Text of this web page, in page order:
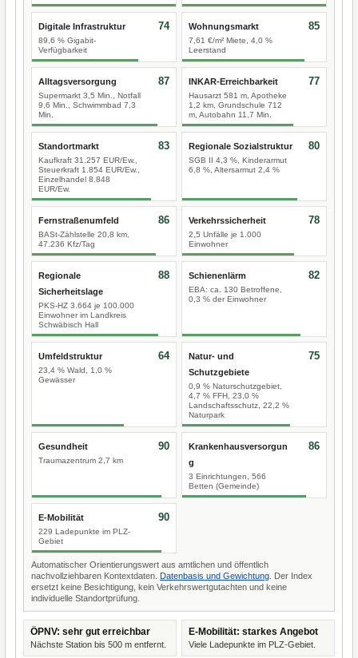
Digitale Infrastruktur
89,6 % Gigabit-
Verfügbarkeit
74 Wohnungsmarkt
7,61 €/m² Miete, 4,0 %
Leerstand
85
Alltagsversorgung
Supermarkt 3,5 Min., Notfall
9,6 Min., Schwimmbad 7,3
Min.
87 INKAR-Erreichbarkeit
Hausarzt 581 m, Apotheke
1,2 km, Grundschule 712
m, Autobahn 11,7 Min.
77
Standortmarkt
Kaufkraft 31.257 EUR/Ew.,
Steuerkraft 1.854 EUR/Ew.,
Einzelhandel 8.848
EUR/Ew.
83 Regionale Sozialstruktur
SGB II 4,3 %, Kinderarmut
6,8 %, Altersarmut 2,4 %
80
Fernstraßenumfeld
BASt-Zählstelle 20,8 km,
47.236 Kfz/Tag
86 Verkehrssicherheit
2,5 Unfälle je 1.000
Einwohner
78
Regionale
Sicherheitslage
PKS-HZ 3.664 je 100.000
Einwohner im Landkreis
Schwäbisch Hall
88 Schienenlärm
EBA: ca. 130 Betroffene,
0,3 % der Einwohner
82
Umfeldstruktur
23,4 % Wald, 1,0 %
Gewässer
64
Natur- und
Schutzgebiete
0,9 % Naturschutzgebiet,
4,7 % FFH, 23,0 %
Landschaftsschutz, 22,2 %
Naturpark
75
Gesundheit
Traumazentrum 2,7 km
90
Krankenhausversorgun
g
3 Einrichtungen, 566
Betten (Gemeinde)
86
E-Mobilität
229 Ladepunkte im PLZ-
Gebiet
90
Automatischer Orientierungswert aus amtlichen und öffentlich
nachvollziehbaren Kontextdaten. Datenbasis und Gewichtung . Der Index
ersetzt keine Besichtigung, kein Verkehrswertgutachten und keine
individuelle Standortprüfung.
ÖPNV: sehr gut erreichbar
Nächste Station bis 500 m entfernt.
E-Mobilität: starkes Angebot
Viele Ladepunkte im PLZ-Gebiet.